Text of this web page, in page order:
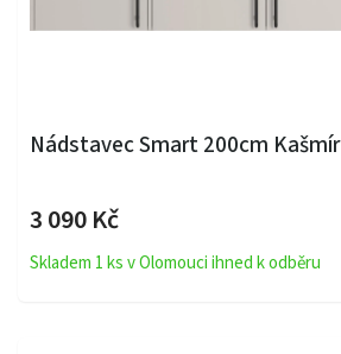
Nádstavec Smart 200cm Kašmír
3 090 Kč
Skladem 1 ks v Olomouci ihned k odběru